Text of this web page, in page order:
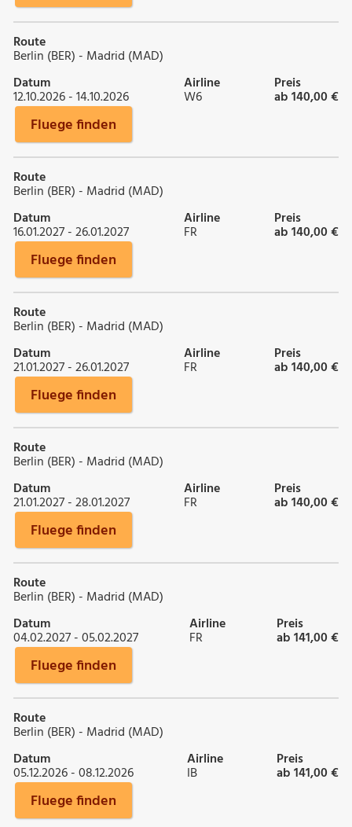
Route
Berlin (BER) - Madrid (MAD)
Datum
12.10.2026 - 14.10.2026
Airline
W6
Preis
ab 140,00 €
Fluege finden
Route
Berlin (BER) - Madrid (MAD)
Datum
16.01.2027 - 26.01.2027
Airline
FR
Preis
ab 140,00 €
Fluege finden
Route
Berlin (BER) - Madrid (MAD)
Datum
21.01.2027 - 26.01.2027
Airline
FR
Preis
ab 140,00 €
Fluege finden
Route
Berlin (BER) - Madrid (MAD)
Datum
21.01.2027 - 28.01.2027
Airline
FR
Preis
ab 140,00 €
Fluege finden
Route
Berlin (BER) - Madrid (MAD)
Datum
04.02.2027 - 05.02.2027
Airline
FR
Preis
ab 141,00 €
Fluege finden
Route
Berlin (BER) - Madrid (MAD)
Datum
05.12.2026 - 08.12.2026
Airline
IB
Preis
ab 141,00 €
Fluege finden